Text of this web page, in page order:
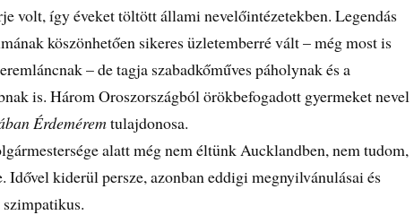
volt, így éveket töltött állami nevelőintézetekben. Legendás
köszönhetően sikeres üzletemberré vált – még most is
– de tagja szabadkőműves páholynak és a
is. Három Oroszországból örökbefogadott gyermeket nevel
Érdeméremtulajdonosa.
alatt még nem éltünk Aucklandben, nem tudom,
kiderül persze, azonban eddigi megnyilvánulásai és